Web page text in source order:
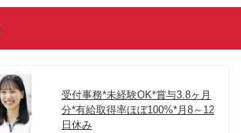
受付事務*未経験OK*賞与3.8ヶ月
分*有給取得率ほぼ100%*月8～12
日休み